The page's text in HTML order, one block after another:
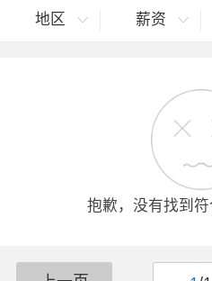
地区 薪资
抱歉，没有找到符